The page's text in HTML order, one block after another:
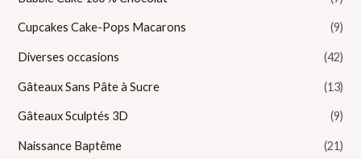
Cupcakes Cake-Pops Macarons (9)
Diverses occasions (42)
Gâteaux Sans Pâte à Sucre (13)
Gâteaux Sculptés 3D (9)
Naissance Baptême (21)